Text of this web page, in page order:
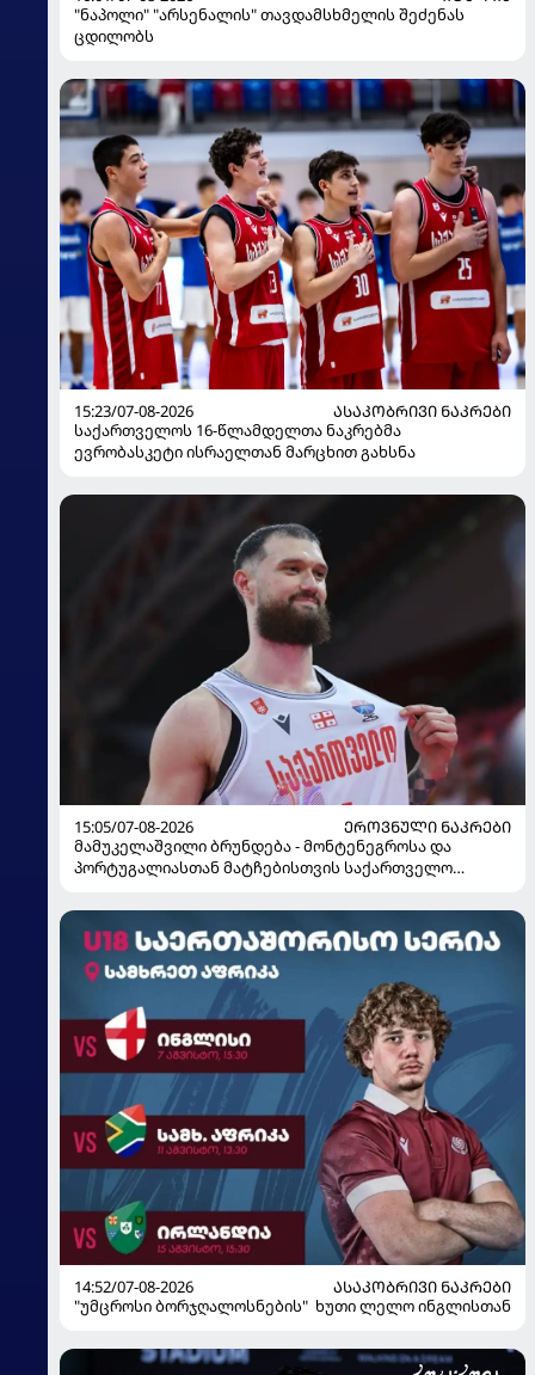
"ნაპოლი" "არსენალის" თავდამსხმელის შეძენას
ცდილობს
15:23/07-08-2026
ᲐᲡᲐᲙᲝᲑᲠᲘᲕᲘ ᲜᲐᲙᲠᲔᲑᲘ
საქართველოს 16-წლამდელთა ნაკრებმა
ევრობასკეტი ისრაელთან მარცხით გახსნა
15:05/07-08-2026
ᲔᲠᲝᲕᲜᲣᲚᲘ ᲜᲐᲙᲠᲔᲑᲘ
მამუკელაშვილი ბრუნდება - მონტენეგროსა და
პორტუგალიასთან მატჩებისთვის საქართველო
14:52/07-08-2026
ᲐᲡᲐᲙᲝᲑᲠᲘᲕᲘ ᲜᲐᲙᲠᲔᲑᲘ
"უმცროსი ბორჯღალოსნების" ხუთი ლელო ინგლისთან